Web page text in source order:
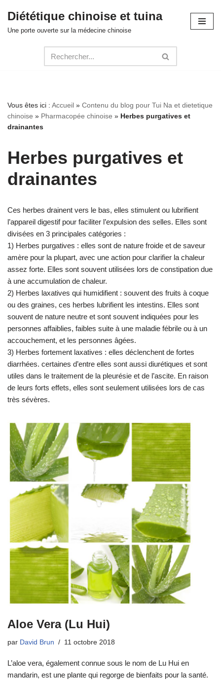
Aller
Diététique chinoise et tuina
Une porte ouverte sur la médecine chinoise
Vous êtes ici : Accueil » Contenu du blog pour Tui Na et dietetique
chinoise » Pharmacopée chinoise » Herbes purgatives et
drainantes
Herbes purgatives et
drainantes
Ces herbes drainent vers le bas, elles stimulent ou lubrifient
l’appareil digestif pour faciliter l’expulsion des selles. Elles sont
divisées en 3 principales catégories :
1) Herbes purgatives : elles sont de nature froide et de saveur
amère pour la plupart, avec une action pour clarifier la chaleur
assez forte. Elles sont souvent utilisées lors de constipation due
à une accumulation de chaleur.
2) Herbes laxatives qui humidifient : souvent des fruits à coque
ou des graines, ces herbes lubrifient les intestins. Elles sont
souvent de nature neutre et sont souvent indiquées pour les
personnes affaiblies, faibles suite à une maladie fébrile ou à un
accouchement, et les personnes âgées.
3) Herbes fortement laxatives : elles déclenchent de fortes
diarrhées. certaines d’entre elles sont aussi diurétiques et sont
utiles dans le traitement de la pleurésie et de l’ascite. En raison
de leurs forts effets, elles sont seulement utilisées lors de cas
très sévères.
Aloe Vera (Lu Hui)
par David Brun 11 octobre 2018
L’aloe vera, également connue sous le nom de Lu Hui en
mandarin, est une plante qui regorge de bienfaits pour la santé.